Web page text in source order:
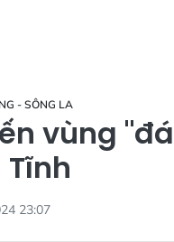
- SÔNG LA
vùng
23:07